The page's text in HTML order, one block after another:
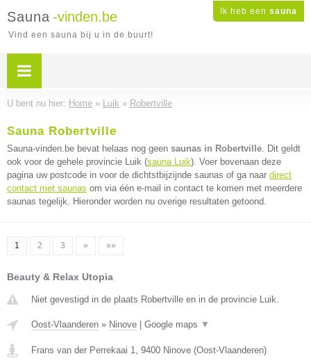
Ik heb een sauna
Sauna -vinden.be
Vind een sauna bij u in de buurt!
U bent nu hier: Home » Luik » Robertville
Sauna Robertville
Sauna-vinden.be bevat helaas nog geen saunas in Robertville. Dit geldt
ook voor de gehele provincie Luik (sauna Luik). Voer bovenaan deze
pagina uw postcode in voor de dichtstbijzijnde saunas of ga naar direct
contact met saunas om via één e-mail in contact te komen met meerdere
saunas tegelijk. Hieronder worden nu overige resultaten getoond.
1 2 3 » »»
Beauty & Relax Utopia
Niet gevestigd in de plaats Robertville en in de provincie Luik.
Oost-Vlaanderen » Ninove Google maps ▼
Frans van der Perrekaai 1, 9400 Ninove (Oost-Vlaanderen)